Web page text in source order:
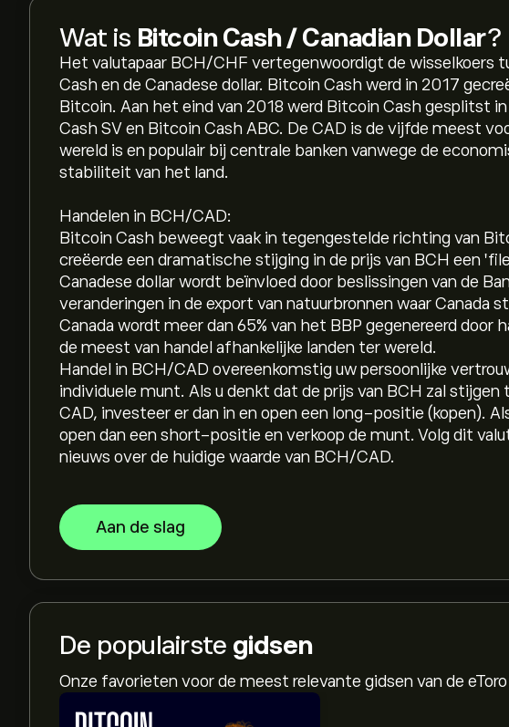
Wat is Bitcoin Cash / Canadian Dollar?
Het valutapaar BCH/CHF vertegenwoordigt de wisselkoers
Cash en de Canadese dollar. Bitcoin Cash werd in 2017
Bitcoin. Aan het eind van 2018 werd Bitcoin Cash gesplitst
Cash SV en Bitcoin Cash ABC. De CAD is de vijfde meest
wereld is en populair bij centrale banken vanwege de
stabiliteit van het land.
Handelen in BCH/CAD:
Bitcoin Cash beweegt vaak in tegengestelde richting van
creëerde een dramatische stijging in de prijs van BCH een
Canadese dollar wordt beïnvloed door beslissingen van de
veranderingen in de export van natuurbronnen waar Canada
Canada wordt meer dan 65% van het BBP gegenereerd door
de meest van handel afhankelijke landen ter wereld.
Handel in BCH/CAD overeenkomstig uw persoonlijke
individuele munt. Als u denkt dat de prijs van BCH zal stijgen
CAD, investeer er dan in en open een long-positie (kopen).
open dan een short-positie en verkoop de munt. Volg dit
nieuws over de huidige waarde van BCH/CAD.
Aan de slag
De populairste gidsen
Onze favorieten voor de meest relevante gidsen van de